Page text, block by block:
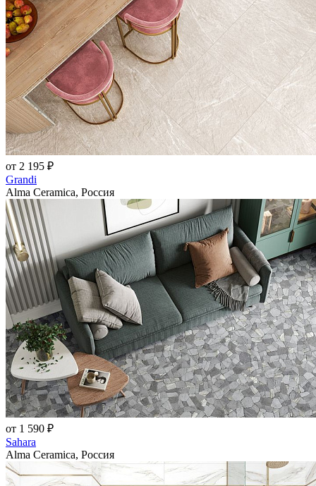
от 2 195 ₽
Grandi
Alma Ceramica, Россия
от 1 590 ₽
Sahara
Alma Ceramica, Россия